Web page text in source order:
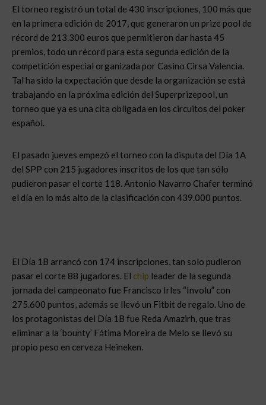
El torneo registró un total de 430 inscripciones, 100 más que
en la primera edición de 2017, que generaron un prize pool de
récord de 213.300 euros que permitieron dar hasta 45
premios, todo un récord para esta segunda edición de la
competición especial organizada por Casino Cirsa Valencia.
Tal ha sido la expectación que desde la organización se está
trabajando en la próxima edición del Superprizepool, un
torneo que ya es una cita obligada en los circuitos del poker
español.
El pasado jueves empezó el torneo con la disputa del Día 1A
del SPP con 215 jugadores inscritos de los que tan sólo
pudieron pasar el corte 118. Antonio Navarro Chafer terminó
el día en lo más alto de la clasificación con 439.000 puntos.
El Día 1B arrancó con 174 inscripciones, tan solo pudieron
pasar el corte 88 jugadores. El chip leader de la segunda
jornada del campeonato fue Francisco Irles “Involu” con
275.600 puntos, además se llevó un Fitbit de regalo. Uno de
los protagonistas del Día 1B fue Reda Amazirh, que tras
eliminar a la ‘bounty’ Fátima Moreira de Melo se llevó su
propio peso en cerveza Heineken.